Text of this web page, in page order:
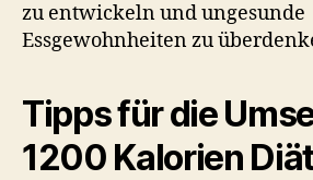
zu entwickeln und ungesunde
Essgewohnheiten zu
Tipps für die
1200 Kalorien